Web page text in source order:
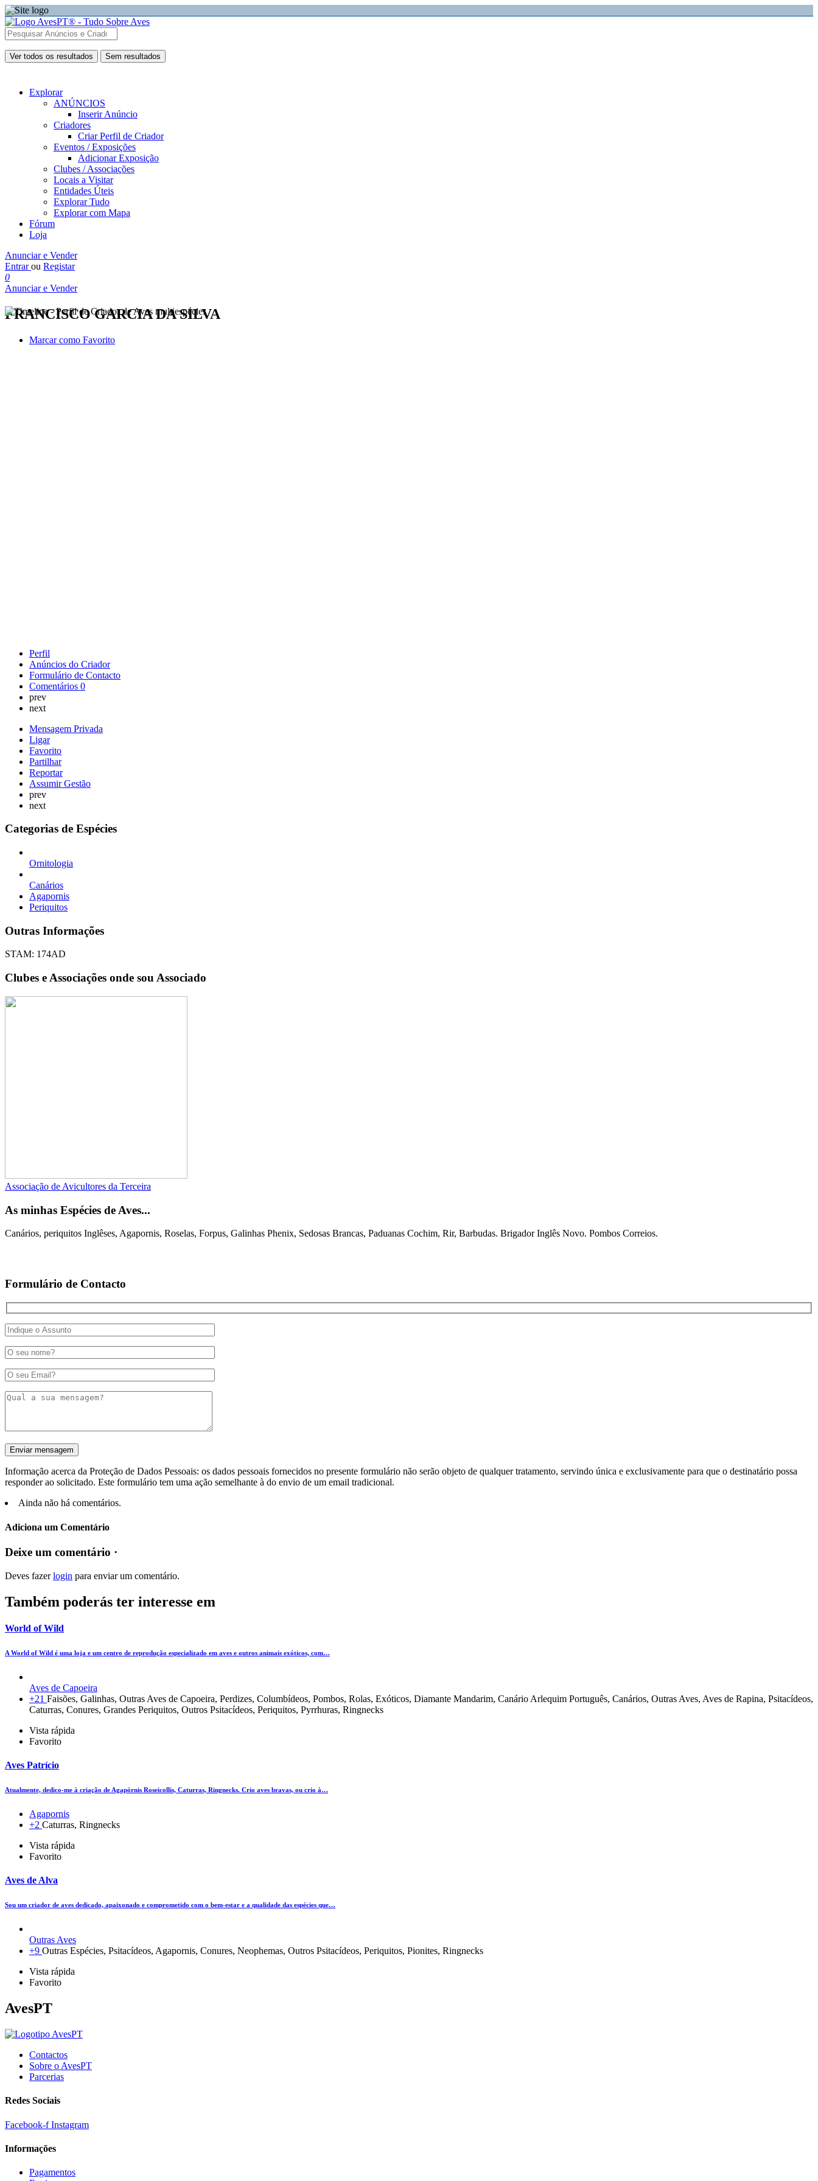
Ver todos os resultados Sem resultados
Explorar
ANÚNCIOS
Inserir Anúncio
Criadores
Criar Perfil de Criador
Eventos / Exposições
Adicionar Exposição
Clubes / Associações
Locais a Visitar
Entidades Úteis
Explorar Tudo
Explorar com Mapa
Fórum
Loja
Anunciar e Vender
Entrarou Registar
0
Anunciar e Vender
FRANCISCO GARCIA DA SILVA
Marcar como Favorito
Perfil
Anúncios do Criador
Formulário de Contacto
Comentários 0
prev
next
Mensagem Privada
Ligar
Favorito
Partilhar
Reportar
Assumir Gestão
prev
next
Categorias de Espécies
Ornitologia
Canários
Agapornis
Periquitos
Outras Informações
STAM: 174AD
Clubes e Associações onde sou Associado
Associação de Avicultores da Terceira
As minhas Espécies de Aves...
Canários, periquitos Inglêses, Agapornis, Roselas, Forpus, Galinhas Phenix, Sedosas Brancas, Paduanas Cochim, Rir, Barbudas. Brigador Inglês Novo. Pombos Correios.
Formulário de Contacto
Informação acerca da Proteção de Dados Pessoais: os dados pessoais fornecidos no presente formulário não serão objeto de qualquer tratamento, servindo única e exclusivamente para que o destinatário possa
responder ao solicitado. Este formulário tem uma ação semelhante à do envio de um email tradicional.
Ainda não há comentários.
Adiciona um Comentário
Deixe um comentário ·
Deves fazerlogin para enviar um comentário.
Também poderás ter interesse em
World of Wild
A World of Wild é uma loja e um centro de reprodução especializado em aves e outros animais exóticos, com…
Aves de Capoeira
+21 Faisões, Galinhas, Outras Aves de Capoeira, Perdizes, Columbídeos, Pombos, Rolas, Exóticos, Diamante Mandarim, Canário Arlequim Português, Canários, Outras Aves, Aves de Rapina, Psitacídeos,
Caturras, Conures, Grandes Periquitos, Outros Psitacídeos, Periquitos, Pyrrhuras, Ringnecks
Vista rápida
Favorito
Aves Patrício
Atualmente, dedico-me à criação de Agapórnis Roseicollis, Caturras, Ringnecks. Crio aves bravas, ou crio à…
Agapornis
+2 Caturras, Ringnecks
Vista rápida
Favorito
Aves de Alva
Sou um criador de aves dedicado, apaixonado e comprometido com o bem-estar e a qualidade das espécies que…
Outras Aves
+9 Outras Espécies, Psitacídeos, Agapornis, Conures, Neophemas, Outros Psitacídeos, Periquitos, Pionites, Ringnecks
Vista rápida
Favorito
AvesPT
Contactos
Sobre o AvesPT
Parcerias
Redes Sociais
Facebook-f Instagram
Informações
Pagamentos